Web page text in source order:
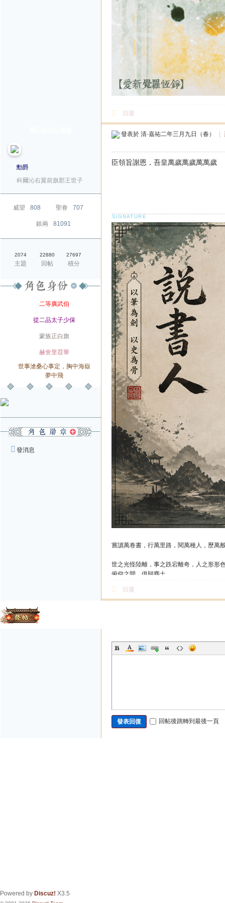
回覆
勳爵
科爾沁右翼前旗郡王世子
威望 808 聖眷 707
銀兩 81091
2074
主題
22880
回帖
27697
積分
二等廣武伯
從二品太子少保
蒙族正白旗
赫舍里苕華
世事滄桑心事定，胸中海嶽
夢中飛
發消息
發表於 清·嘉祐二年三月九日（春）
臣領旨謝恩，吾皇萬歲萬歲萬萬歲
嘗讀萬卷書，行萬里路，閱萬種人，歷萬
世之光怪陸離，事之跌宕離奇，人之形
俯仰之間，俱歸塵土。
況乎骨肉離散，師友凋零，又何足道哉。
歷代執筆載事者，
其功大矣，其名遠矣。
回覆
發帖
發表回復 回帖後跳轉到最後一頁
Powered by Discuz! X3.5